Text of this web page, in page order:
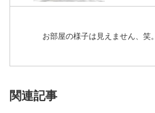
お部屋の様子は見えません、笑。
関連記事